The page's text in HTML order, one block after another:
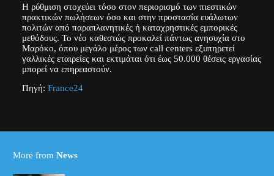
Η ρύθμιση στοχεύει τόσο στον περιορισμό των πιεστικών
πρακτικών πωλήσεων όσο και στην προστασία ευάλωτων
πολιτών από παραπλανητικές ή καταχρηστικές εμπορικές
μεθόδους. Το νέο καθεστώς προκαλεί πάντως ανησυχία στο
Μαρόκο, όπου μεγάλο μέρος των call centers εξυπηρετεί
γαλλικές εταιρείες και εκτιμάται ότι έως 50.000 θέσεις εργασίας
μπορεί να επηρεαστούν.
Πηγή: France24
More from News